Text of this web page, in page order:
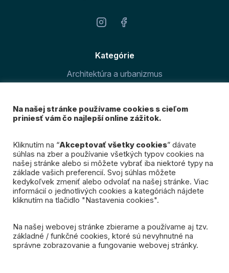
Kategórie
Architektúra a urbanizmus
O magazíne
Prihláste sa k odberu
nášho newslettra
Mám záujem
© 2026 Spojená Bratislava. Všetky práva vyhradené.
Na našej stránke používame cookies s cieľom
priniesť vám čo najlepší online zážitok.
Kliknutím na “Akceptovať všetky cookies” dávate
súhlas na zber a používanie všetkých typov cookies na
našej stránke alebo si môžete vybrať iba niektoré typy na
základe vašich preferencií. Svoj súhlas môžete
kedykoľvek zmeniť alebo odvolať na našej stránke. Viac
informácií o jednotlivých cookies a kategóriách nájdete
kliknutím na tlačidlo "Nastavenia cookies".
Na našej webovej stránke zbierame a používame aj tzv.
základné / funkčné cookies, ktoré sú nevyhnutné na
správne zobrazovanie a fungovanie webovej stránky.